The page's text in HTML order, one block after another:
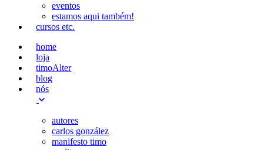
eventos
estamos aqui também!
cursos etc.
home
loja
timoAlter
blog
nós
autores
carlos gonzález
manifesto timo